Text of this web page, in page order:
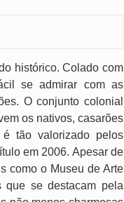
histórico. Colado com
se admirar com as
O conjunto colonial
os nativos, casarões
tão valorizado pelos
em 2006. Apesar de
como o Museu de Arte
que se destacam pela